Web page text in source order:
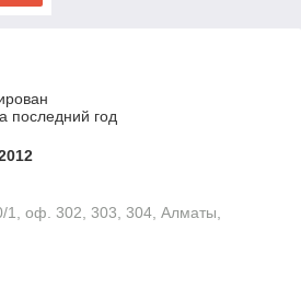
последний год
1, оф. 302, 303, 304, Алматы,